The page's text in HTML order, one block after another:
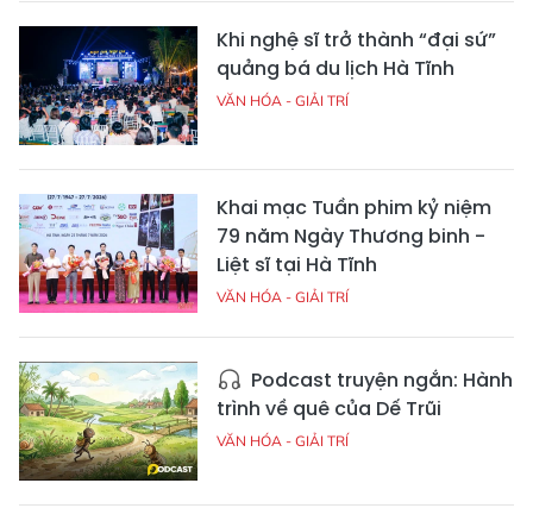
Khi nghệ sĩ trở thành “đại sứ”
quảng bá du lịch Hà Tĩnh
VĂN HÓA - GIẢI TRÍ
Khai mạc Tuần phim kỷ niệm
79 năm Ngày Thương binh -
Liệt sĩ tại Hà Tĩnh
VĂN HÓA - GIẢI TRÍ
Podcast truyện ngắn: Hành
trình về quê của Dế Trũi
VĂN HÓA - GIẢI TRÍ